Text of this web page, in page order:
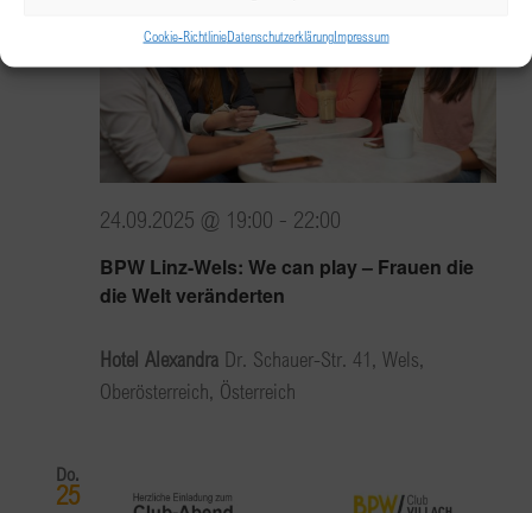
Cookie-RichtlinieDatenschutzerklärungImpressum
BPW Linz-Wels: We can play – Frauen die
die Welt veränderten
24.09.2025 @ 19:00 - 22:00
Hotel Alexandra Dr. Schauer-Str. 41, Wels,
Oberösterreich, Österreich
Do.
25